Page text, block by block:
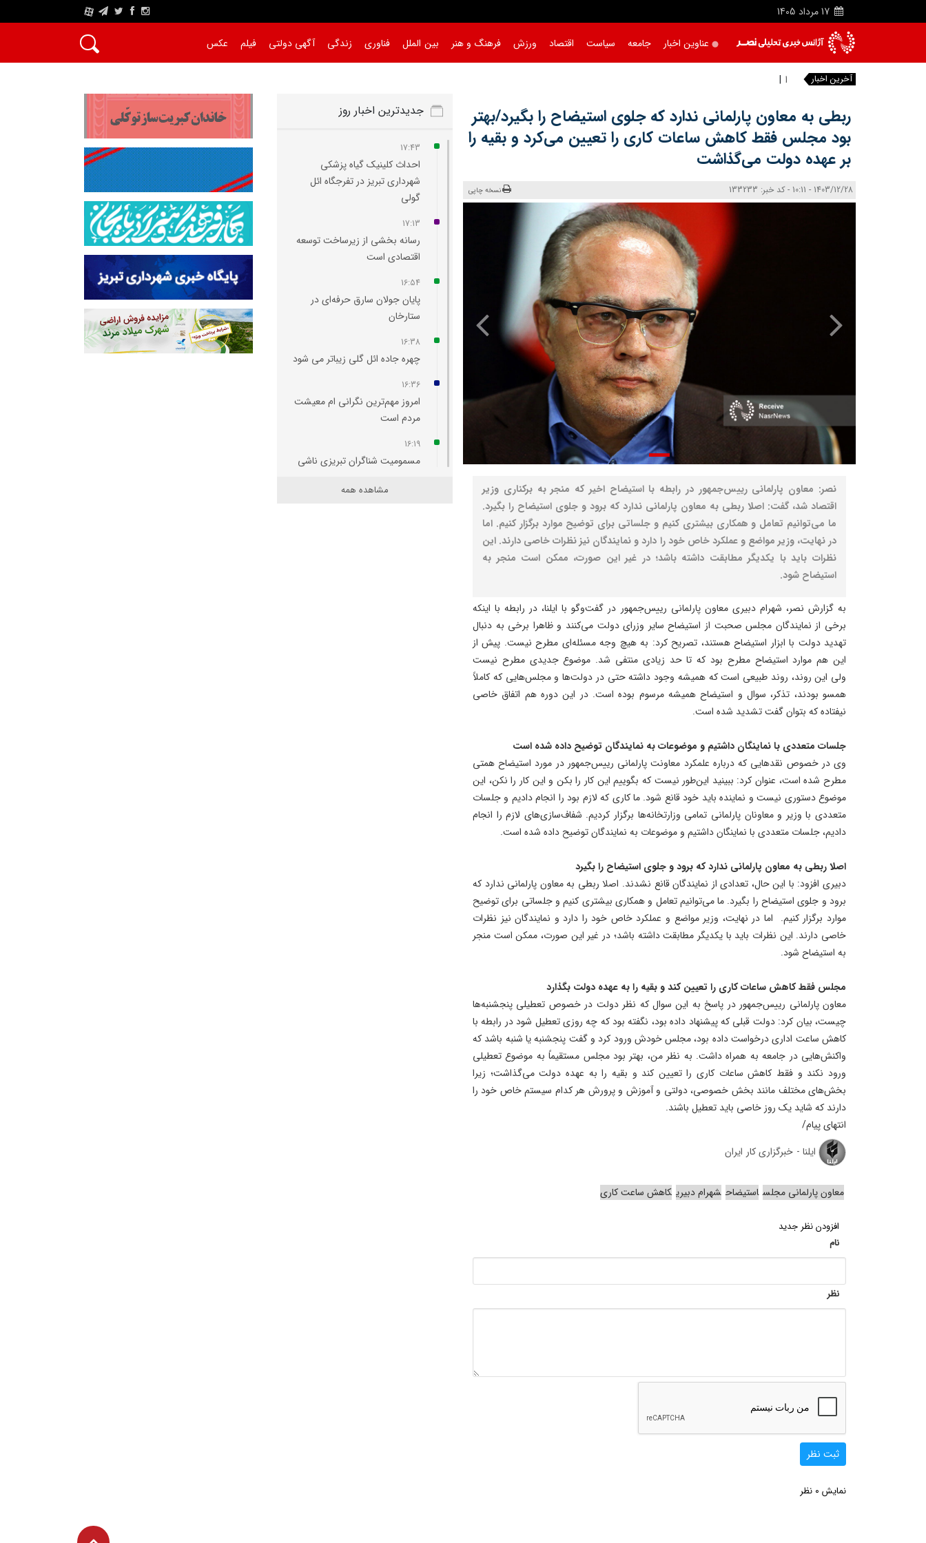
17 مرداد 1405
A
عناوین اخبار جامعه سیاست اقتصاد ورزش فرهنگ و هنر بین الملل فناوری زندگی آگهی دولتی فیلم عکس
آخرین اخبار احداث کلینی
ربطی به معاون پارلمانی ندارد که جلوی استیضاح را بگیرد/بهتر
بود مجلس فقط کاهش ساعات کاری را تعیین می‌کرد و بقیه را
بر عهده دولت می‌گذاشت
1403/12/28 - 10:11 - کد خبر: 133233 نسخه چاپی
نصر: معاون پارلمانی رییس‌جمهور در رابطه با استیضاح اخیر که منجر به برکناری وزیر
اقتصاد شد، گفت: اصلا ربطی به معاون پارلمانی ندارد که برود و جلوی استیضاح را بگیرد.
ما می‌توانیم تعامل و همکاری بیشتری کنیم و جلساتی برای توضیح موارد برگزار کنیم. اما
در نهایت، وزیر مواضع و عملکرد خاص خود را دارد و نمایندگان نیز نظرات خاصی دارند. این
نظرات باید با یکدیگر مطابقت داشته باشد؛ در غیر این صورت، ممکن است منجر به
استیضاح شود.
به گزارش نصر، شهرام دبیری معاون پارلمانی رییس‌جمهور در گفت‌وگو با ایلنا، در رابطه با اینکه
برخی از نمایندگان مجلس صحبت از استیضاح سایر وزرای دولت می‌کنند و ظاهرا برخی به دنبال
تهدید دولت با ابزار استیضاح هستند، تصریح کرد: به هیچ وجه مسئله‌ای مطرح نیست. پیش از
این هم موارد استیضاح مطرح بود که تا حد زیادی منتفی شد. موضوع جدیدی مطرح نیست
ولی این روند، روند طبیعی است که همیشه وجود داشته حتی در دولت‌ها و مجلس‌هایی که کاملاً
همسو بودند، تذکر، سوال و استیضاح همیشه مرسوم بوده است. در این دوره هم اتفاق خاصی
نیفتاده که بتوان گفت تشدید شده است.
جلسات متعددی با نماینگان داشتیم و موضوعات به نمایندگان توضیح داده شده است
وی در خصوص نقدهایی که درباره علمکرد معاونت پارلمانی رییس‌جمهور در مورد استیضاح همتی
مطرح شده است، عنوان کرد: ببینید این‌طور نیست که بگوییم این کار را بکن و این کار را نکن، این
موضوع دستوری نیست و نماینده باید خود قانع شود. ما کاری که لازم بود را انجام دادیم و جلسات
متعددی با وزیر و معاونان پارلمانی تمامی وزارتخانه‌ها برگزار کردیم. شفاف‌سازی‌های لازم را انجام
دادیم، جلسات متعددی با نماینگان داشتیم و موضوعات به نمایندگان توضیح داده شده است.
اصلا ربطی به معاون پارلمانی ندارد که برود و جلوی استیضاح را بگیرد
دبیری افزود: با این حال، تعدادی از نمایندگان قانع نشدند. اصلا ربطی به معاون پارلمانی ندارد که
برود و جلوی استیضاح را بگیرد. ما می‌توانیم تعامل و همکاری بیشتری کنیم و جلساتی برای توضیح
موارد برگزار کنیم. اما در نهایت، وزیر مواضع و عملکرد خاص خود را دارد و نمایندگان نیز نظرات
خاصی دارند. این نظرات باید با یکدیگر مطابقت داشته باشد؛ در غیر این صورت، ممکن است منجر
به استیضاح شود.
مجلس فقط کاهش ساعات کاری را تعیین کند و بقیه را به عهده دولت بگذارد
معاون پارلمانی رییس‌جمهور در پاسخ به این سوال که نظر دولت در خصوص تعطیلی پنجشنبه‌ها
چیست، بیان کرد: دولت قبلی که پیشنهاد داده بود، نگفته بود که چه روزی تعطیل شود در رابطه با
کاهش ساعت اداری درخواست داده بود، مجلس خودش ورود کرد و گفت پنجشنبه یا شنبه باشد که
واکنش‌هایی در جامعه به همراه داشت. به نظر من، بهتر بود مجلس مستقیماً به موضوع تعطیلی
ورود نکند و فقط کاهش ساعات کاری را تعیین کند و بقیه را به عهده دولت می‌گذاشت؛ زیرا
بخش‌های مختلف مانند بخش خصوصی، دولتی و آموزش و پرورش هر کدام سیستم خاص خود را
دارند که شاید یک روز خاصی باید تعطیل باشند.
انتهای پیام/
ایلنا - خبرگزاری کار ایران
معاون پارلمانی مجلس استیضاح شهرام دبیری کاهش ساعت کاری
افزودن نظر جدید
نام
نظر
ثبت نظر
نمایش 0 نظر
جدیدترین اخبار روز
17:43
احداث کلینیک گیاه‌ پزشکی
شهرداری تبریز در تفرجگاه ائل‌
گولی
17:13
رسانه بخشی از زیرساخت توسعه
اقتصادی است
16:54
پایان جولان سارق حرفه‌ای در
ستارخان
16:38
چهره جاده ائل‌ گلی زیباتر می‌ شود
16:36
امروز مهم‌ترین نگرانی‌ ام معیشت
مردم است
16:19
مسمومیت شناگران تبریزی ناشی
مشاهده همه